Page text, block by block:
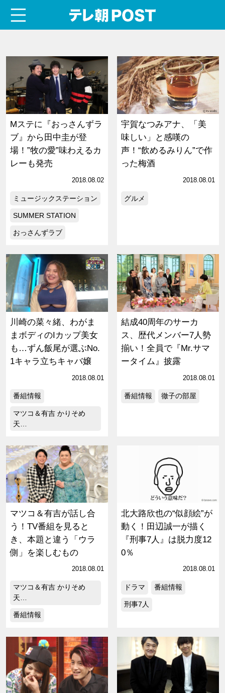
Mステに『おっさんずラ
ブ』から田中圭が登
場！”牧の愛”味わえるカ
レーも発売
2018.08.02
ミュージックステーション
SUMMER STATION
おっさんずラブ
宇賀なつみアナ、「美
味しい」と感嘆の
声！“飲めるみりん”で作
った梅酒
2018.08.01
グルメ
川崎の菜々緒、わがま
まボディのIカップ美女
も…ずん飯尾が選ぶNo.
1キャラ立ちキャバ嬢
2018.08.01
番組情報
マツコ＆有吉 かりそめ
天…
結成40周年のサーカ
ス、歴代メンバー7人勢
揃い！全員で『Mr.サマ
ータイム』披露
2018.08.01
番組情報 徹子の部屋
マツコ＆有吉が話し合
う！TV番組を見ると
き、本題と違う「ウラ
側」を楽しむもの
2018.08.01
マツコ＆有吉 かりそめ
天…
番組情報
北大路欣也の“似顔絵”が
動く！田辺誠一が描く
『刑事7人』は脱力度12
0％
2018.08.01
ドラマ 番組情報
刑事7人